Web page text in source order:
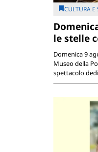
CULTURA E
le stelle
Domenica 9
Museo della
spettacolo